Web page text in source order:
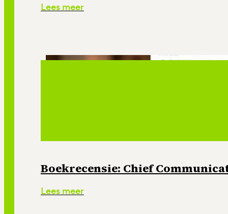
Lees meer
Boekrecensie: Chief
Lees meer